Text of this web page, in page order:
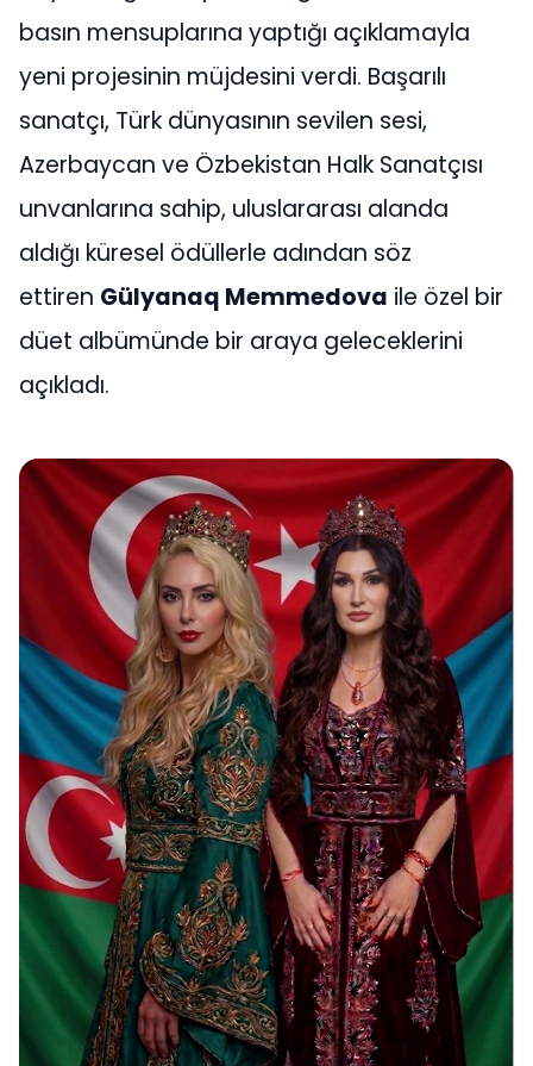
basın mensuplarına yaptığı açıklamayla
yeni projesinin müjdesini verdi. Başarılı
sanatçı, Türk dünyasının sevilen sesi,
Azerbaycan ve Özbekistan Halk Sanatçısı
unvanlarına sahip, uluslararası alanda
aldığı küresel ödüllerle adından söz
ettiren Gülyanaq Memmedova ile özel bir
düet albümünde bir araya geleceklerini
açıkladı.